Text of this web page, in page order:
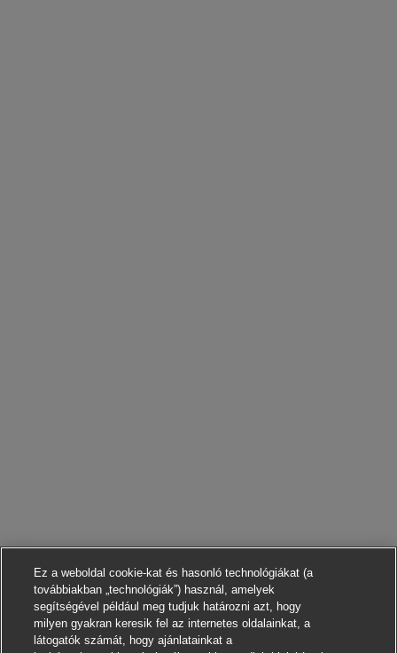
Ez a weboldal cookie-kat és hasonló technológiákat (a
továbbiakban „technológiák”) használ, amelyek
segítségével például meg tudjuk határozni azt, hogy
milyen gyakran keresik fel az internetes oldalainkat, a
látogatók számát, hogy ajánlatainkat a